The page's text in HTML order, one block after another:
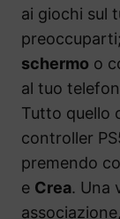
ai giochi sul
schermo o
al tuo
Tutto quello
controller
premendo
e Crea. Una